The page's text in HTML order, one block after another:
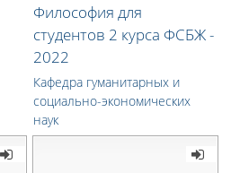
Философия для
студентов 2 курса ФСБЖ -
2022
Кафедра гуманитарных и
социально-экономических
наук